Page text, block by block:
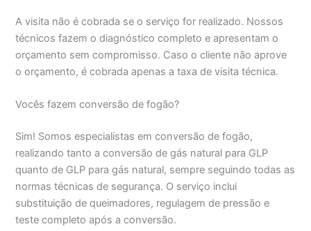
A visita não é cobrada se o serviço for realizado. Nossos
técnicos fazem o diagnóstico completo e apresentam o
orçamento sem compromisso. Caso o cliente não aprove
o orçamento, é cobrada apenas a taxa de visita técnica.
Vocês fazem conversão de fogão?
Sim! Somos especialistas em conversão de fogão,
realizando tanto a conversão de gás natural para GLP
quanto de GLP para gás natural, sempre seguindo todas as
normas técnicas de segurança. O serviço inclui
substituição de queimadores, regulagem de pressão e
teste completo após a conversão.